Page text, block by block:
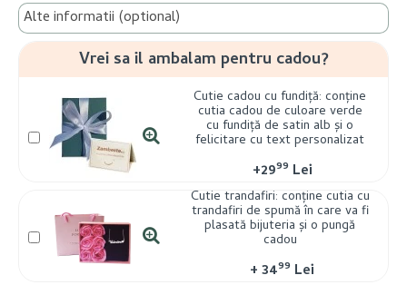
Vrei sa il ambalam pentru cadou?
Cutie cadou cu fundiță: conține
cutia cadou de culoare verde
cu fundiță de satin alb și o
felicitare cu text personalizat
+2999 Lei
Cutie trandafiri: conține cutia cu
trandafiri de spumă în care va fi
plasată bijuteria și o pungă
cadou
+3499 Lei